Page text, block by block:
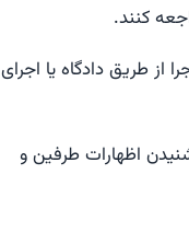
کنند.
از طریق دادگاه یا اجرای
اظهارات طرفین و